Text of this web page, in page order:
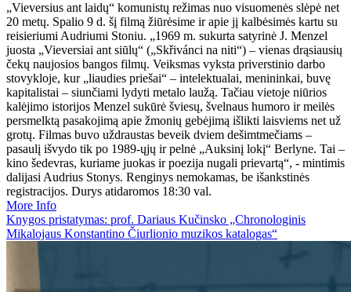
„Vieversius ant laidų“ komunistų režimas nuo visuomenės slėpė net
20 metų. Spalio 9 d. šį filmą žiūrėsime ir apie jį kalbėsimės kartu su
reisieriumi Audriumi Stoniu. „1969 m. sukurta satyrinė J. Menzel
juosta „Vieversiai ant siūlų“ („Skřivánci na niti“) – vienas drąsiausių
čekų naujosios bangos filmų. Veiksmas vyksta priverstinio darbo
stovykloje, kur „liaudies priešai“ – intelektualai, menininkai, buvę
kapitalistai – siunčiami lydyti metalo laužą. Tačiau vietoje niūrios
kalėjimo istorijos Menzel sukūrė šviesų, švelnaus humoro ir meilės
persmelktą pasakojimą apie žmonių gebėjimą išlikti laisviems net už
grotų. Filmas buvo uždraustas beveik dviem dešimtmečiams –
pasaulį išvydo tik po 1989-ųjų ir pelnė „Auksinį lokį“ Berlyne. Tai –
kino šedevras, kuriame juokas ir poezija nugali prievartą“, - mintimis
dalijasi Audrius Stonys. Renginys nemokamas, be išankstinės
registracijos. Durys atidaromos 18:30 val.
More Info
Knygos pristatymas: prof. Dariaus Kučinsko „Chronologinis
Mikalojaus Konstantino Čiurlionio muzikos katalogas“